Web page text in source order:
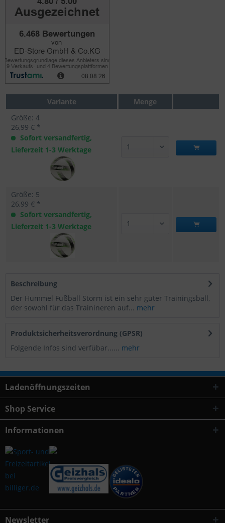
Variante
Menge
Größe: 4
26,99 € *
Sofort versandfertig,
Lieferzeit 1-3 Werktage
Größe: 5
26,99 € *
Sofort versandfertig,
Lieferzeit 1-3 Werktage
Beschreibung
Der Hummel Fußball Storm ist ein sehr guter Trainingsball,
der sowohl für das Trainineren auf... mehr
Produktsicherheitsverordnung (GPSR)
Folgende Infos sind verfübar...... mehr
Ladenöffnungszeiten
Shop Service
Informationen
Newsletter